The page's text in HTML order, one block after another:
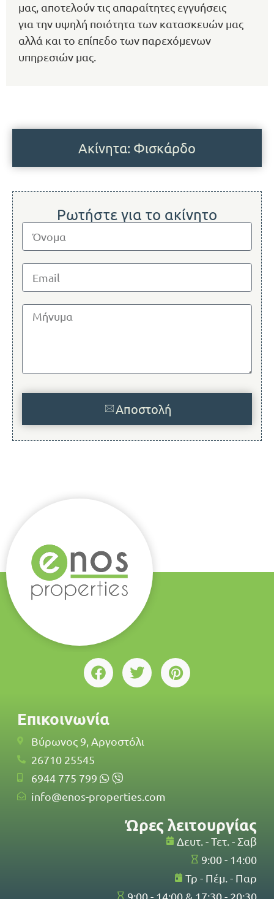
μας, αποτελούν τις απαραίτητες εγγυήσεις
για την υψηλή ποιότητα των κατασκευών μας
αλλά και το επίπεδο των παρεχόμενων
υπηρεσιών μας.
Ακίνητα: Φισκάρδο
Ρωτήστε για το ακίνητο
Αποστολή
Επικοινωνία
Βύρωνος 9, Αργοστόλι
26710 25545
6944 775 799
info@enos-properties.com
Ώρες λειτουργίας
Δευτ. - Τετ. - Σαβ
9:00 - 14:00
Τρ - Πέμ. - Παρ
9:00 - 14:00 & 17:30 - 20:30